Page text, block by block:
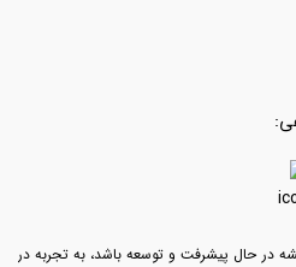
در حال پیشرفت و توسعه باشد، به تجربه در